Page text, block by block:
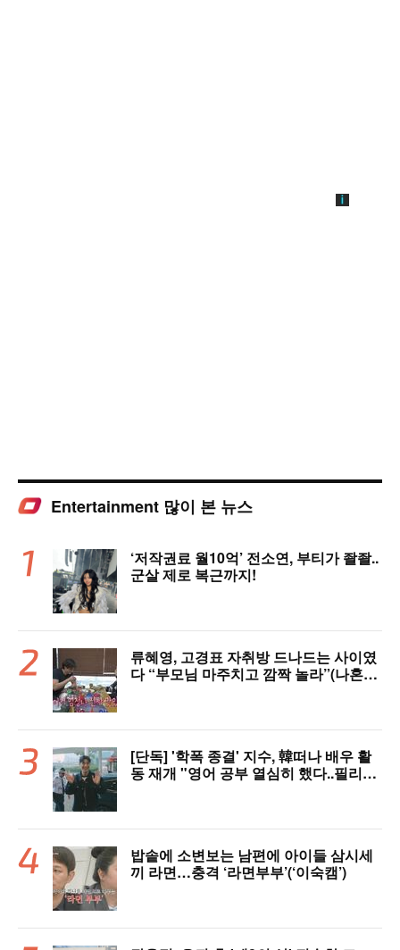
Entertainment 많이 본 뉴스
‘저작권료 월10억’ 전소연, 부티가 좔좔..
군살 제로 복근까지!
류혜영, 고경표 자취방 드나드는 사이였
다 “부모님 마주치고 깜짝 놀라”(나혼자
[단독] '학폭 종결' 지수, 韓떠나 배우 활
동 재개 "영어 공부 열심히 했다..필리핀
밥솥에 소변보는 남편에 아이들 삼시세
끼 라면…충격 ‘라면부부’(‘이숙캠’)